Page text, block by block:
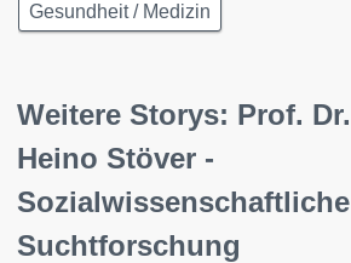
Gesundheit / Medizin
Weitere Storys: Prof. Dr.
Heino Stöver -
Sozialwissenschaftliche
Suchtforschung